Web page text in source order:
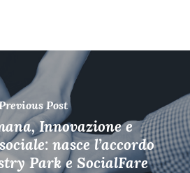
Post
Innovazione e
nasce l’accordo
Park e SocialFare